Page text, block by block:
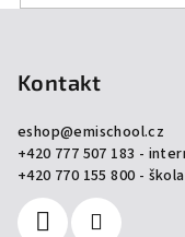
Kontakt
eshop@emischool.cz
+420 777 507 183 -
+420 770 155 800 -